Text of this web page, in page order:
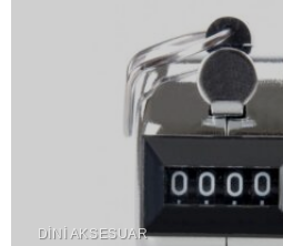
DINI AKSESUAR